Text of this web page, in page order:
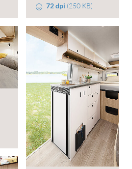
72 dpi (250 KB)